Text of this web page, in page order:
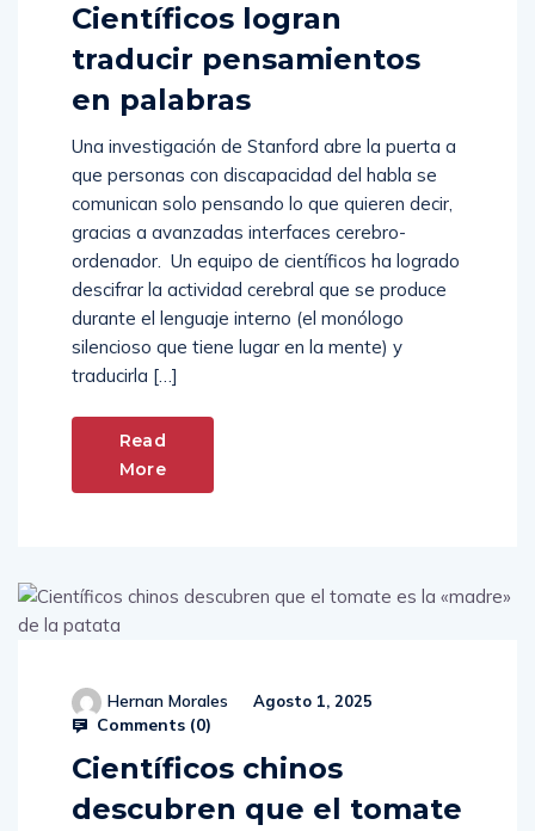
Científicos logran
traducir pensamientos
en palabras
Una investigación de Stanford abre la puerta a
que personas con discapacidad del habla se
comunican solo pensando lo que quieren decir,
gracias a avanzadas interfaces cerebro-
ordenador. Un equipo de científicos ha logrado
descifrar la actividad cerebral que se produce
durante el lenguaje interno (el monólogo
silencioso que tiene lugar en la mente) y
traducirla […]
Read
More
Hernan Morales Agosto 1, 2025
Comments (0)
Científicos chinos
descubren que el tomate